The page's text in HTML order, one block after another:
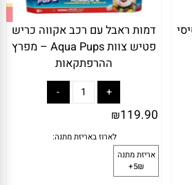
דמות ראבל עם רכב אקווה כריש
ההרפתקאות